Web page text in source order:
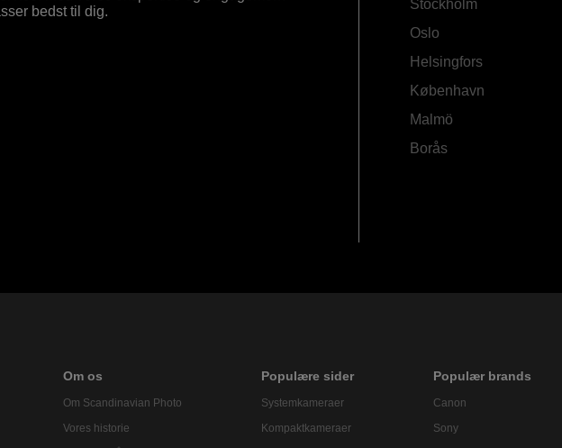
bedst til dig.
Stockholm
Oslo
Helsingfors
København
Malmö
Borås
Om os
Om Scandinavian Photo
Vores historie
Populære sider
Systemkameraer
Kompaktkameraer
Populær brands
Canon
Sony